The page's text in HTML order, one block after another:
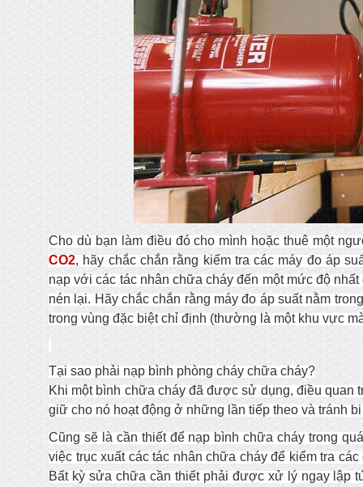
Cho dù bạn làm điều đó cho mình hoặc thuê một
CO2, hãy chắc chắn rằng kiểm tra các máy đo áp
nạp với các tác nhân chữa cháy đến một mức độ
nén lại. Hãy chắc chắn rằng máy đo áp suất nằm
trong vùng đặc biệt chỉ định (thường là một khu vực
Tại sao phải nạp bình phòng cháy chữa cháy?
Khi một bình chữa cháy đã được sử dụng, điều quan
giữ cho nó hoạt động ở những lần tiếp theo và tránh
Cũng sẽ là cần thiết để nạp bình chữa cháy trong
việc trục xuất các tác nhân chữa cháy để kiểm tra
Bất kỳ sửa chữa cần thiết phải được xử lý ngay lập